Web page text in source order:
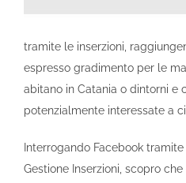
tramite le inserzioni,
espresso gradimento per le
abitano in Catania o dintorni e
potenzialmente interessate a
Interrogando Facebook
Gestione Inserzioni, scopro che